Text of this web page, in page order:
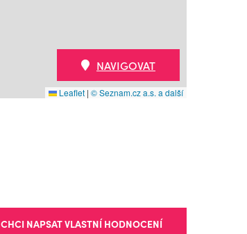
Leaflet | © Seznam.cz a.s. a další
NAVIGOVAT
CHCI NAPSAT VLASTNÍ HODNOCENÍ